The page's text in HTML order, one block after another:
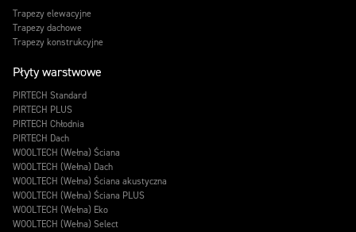
Trapezy elewacyjne
Trapezy dachowe
Trapezy konstrukcyjne
Płyty warstwowe
PIRTECH Standard
PIRTECH PLUS
PIRTECH Chłodnia
PIRTECH Dach
WOOLTECH (Wełna) Ściana
WOOLTECH (Wełna) Dach
WOOLTECH (Wełna) Ściana akustyczna
WOOLTECH (Wełna) Ściana PLUS
WOOLTECH (Wełna) Eko
WOOLTECH (Wełna) Select